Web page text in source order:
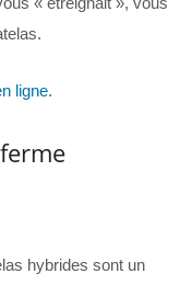
ligne.
hybrides sont un